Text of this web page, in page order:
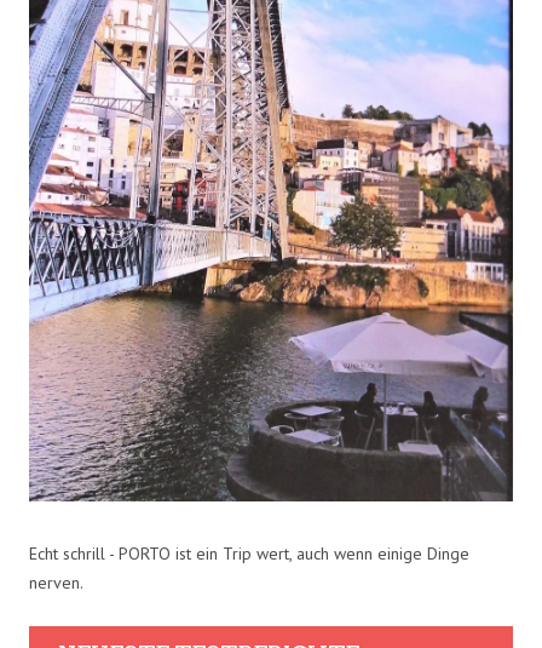
Echt schrill - PORTO ist ein Trip wert, auch wenn einige Dinge
nerven.